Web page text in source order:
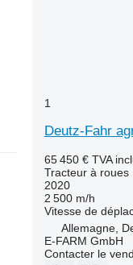
1
Deutz-Fahr
65 450 € TVA
Tracteur à roues
2020
2 500 m/h
Vitesse de
Allemagne,
E-FARM GmbH
Contacter le